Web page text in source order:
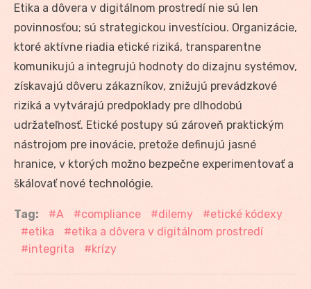
Etika a dôvera v digitálnom prostredí nie sú len
povinnosťou; sú strategickou investíciou. Organizácie,
ktoré aktívne riadia etické riziká, transparentne
komunikujú a integrujú hodnoty do dizajnu systémov,
získavajú dôveru zákazníkov, znižujú prevádzkové
riziká a vytvárajú predpoklady pre dlhodobú
udržateľnosť. Etické postupy sú zároveň praktickým
nástrojom pre inovácie, pretože definujú jasné
hranice, v ktorých možno bezpečne experimentovať a
škálovať nové technológie.
Tag: A compliance dilemy
etické kódexy
etika
etika a dôvera v digitálnom prostredí
integrita
krízy